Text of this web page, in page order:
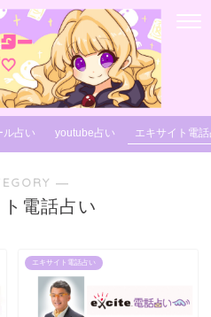
ル占い youtube占い エキサイト電
―
電話占い
エキサイト電話占い